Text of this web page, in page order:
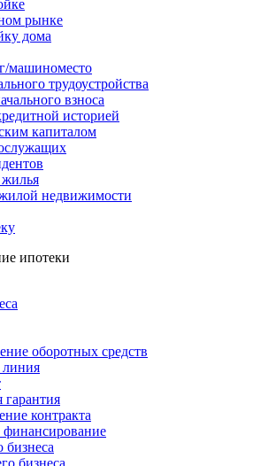
рынке
дома
машиноместо
трудоустройства
взноса
историей
капиталом
недвижимости
ипотеки
оборотных средств
линия
гарантия
контракта
финансирование
бизнеса
бизнеса